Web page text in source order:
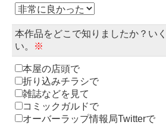
本作品をどこで知りましたか？い
い。
※
本屋の店頭で
折り込みチラシで
雑誌などを見て
コミックガルドで
オーバーラップ情報局Twitterで